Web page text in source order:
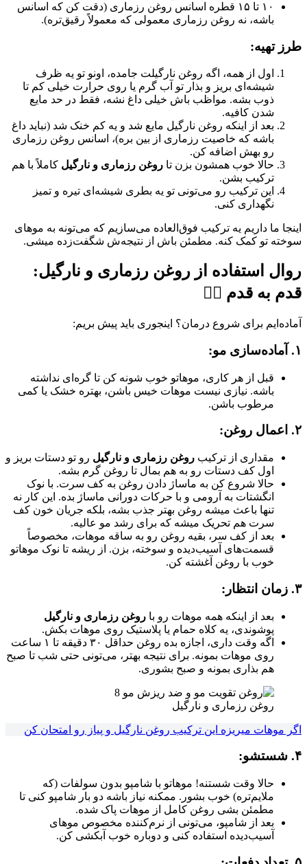
۱۰ تا ۱۵ قطره اسانس روغن رزماری (دقت کن که اسانس
باشه، نه روغن رزماری معمولی که معمولاً رقیق‌تره).
طرز تهیه:
اول از همه، اگه روغن نارگیلت جامده، اونو تو یه ظرف
شیشه‌ای بریز و بذار تو آب گرم یا روی حرارت خیلی کم تا
ذوب بشه. مواظب باش خیلی داغ نشه، فقط در حد مایع
شدن کافیه.
بعد از اینکه روغن نارگیل مایع شد و یه کم خنک شد (نباید داغ
باشه که خاصیت رزماری از بین بره)، اسانس روغن رزماری
رو بهش اضافه کن.
حالا خوب همشون بزن تا روغن رزماری و نارگیل کاملاً با هم
ترکیب بشن.
این ترکیب رو می‌تونی تو یه بطری شیشه‌ای تیره و تمیز
نگهداری کنی.
اینجا ما داریم یه ترکیب فوق‌العاده می‌سازیم که می‌تونه به موهای
سوخته تو کمک کنه. مطمئن باش از نتیجه‌ش شگفت‌زده میشی.
روال استفاده از روغن رزماری و نارگیل:
قدم به قدم 🚶‍♀️
آماده‌ایم برای شروع درمان؟ اینجوری باید پیش بریم:
۱. آماده‌سازی مو:
قبل از هر کاری، موهاتو خوب شونه کن تا گره‌ای نداشته
باشه. نیازی نیست موهات خیس باشن، بهتره خشک یا کمی
مرطوب باشن.
۲. اعمال روغن:
مقداری از ترکیب روغن رزماری و نارگیل رو تو دستات بریز و
اول کف دستات رو به هم بمال تا روغن گرم بشه.
حالا شروع کن به ماساژ دادن روغن به کف سرت. با نوک
انگشتات به آرومی و با حرکات دورانی ماساژ بده. این کار نه
تنها باعث میشه روغن بهتر جذب بشه، بلکه جریان خون کف
سرت هم تحریک میشه که برای رشد مو عالیه.
بعد از کف سر، بقیه روغن رو به ساقه موهات، مخصوصاً
قسمت‌های آسیب‌دیده و سوخته، بزن. از ریشه تا نوک موهاتو
خوب با روغن آغشته کن.
۳. زمان انتظار:
بعد از اینکه همه موهات رو با روغن رزماری و نارگیل
پوشوندی، یه کلاه حمام یا پلاستیک روی موهات بکش.
اگه وقت داری، اجازه بده روغن حداقل ۳۰ دقیقه تا ۱ ساعت
روی موهات بمونه. برای نتیجه بهتر، می‌تونی حتی شب تا صبح
هم بذاری بمونه و صبح بشوری.
روغن رزماری و نارگیل
اگر موهات میریزه این ترکیب روغن نارگیل و پیاز رو امتحان کن
۴. شستشو:
حالا وقت شستنه! موهاتو با شامپو بدون سولفات (که
ملایم‌تره) خوب بشور. ممکنه نیاز باشه دو بار شامپو کنی تا
مطمئن بشی روغن کامل از موهات پاک شده.
بعد از شامپو، می‌تونی از نرم‌کننده مخصوص موهای
آسیب‌دیده استفاده کنی و دوباره خوب آبکشی کن.